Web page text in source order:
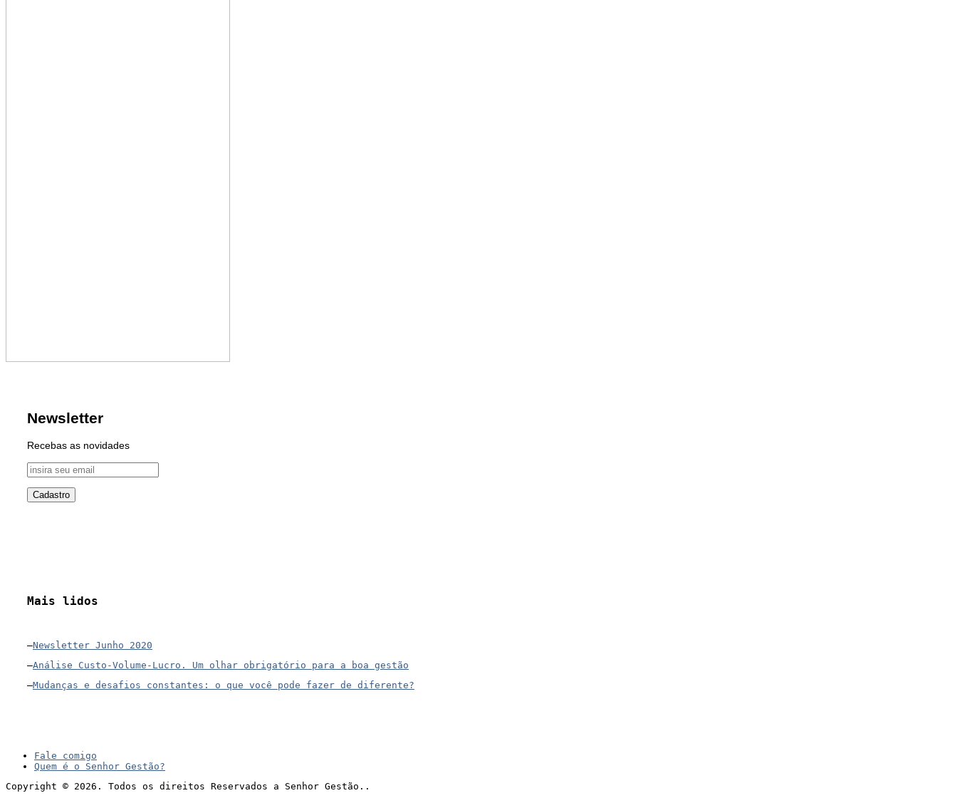
Newsletter
Recebas as novidades
Mais lidos
–Newsletter Junho 2020
–Análise Custo-Volume-Lucro. Um olhar obrigatório para a boa gestão
–Mudanças e desafios constantes: o que você pode fazer de diferente?
Fale comigo
Quem é o Senhor Gestão?
Copyright © 2026. Todos os direitos Reservados a Senhor Gestão..